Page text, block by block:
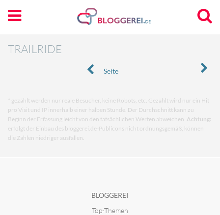
TRAILRIDE
Seite
* gezählt werden nur reale Besucher, keine Robots, etc. Gezählt wird nur ein Hit
pro Visit und IP innerhalb einer halben Stunde. Der Durchschnitt kann zu
Beginn der Erfassung leicht von den tatsächlichen Werten abweichen. Achtung:
erfolgt der Einbau des bloggerei.de-Publicons nicht ordnungsgemäß, können
die Zahlen niedriger ausfallen.
BLOGGEREI
Top-Themen